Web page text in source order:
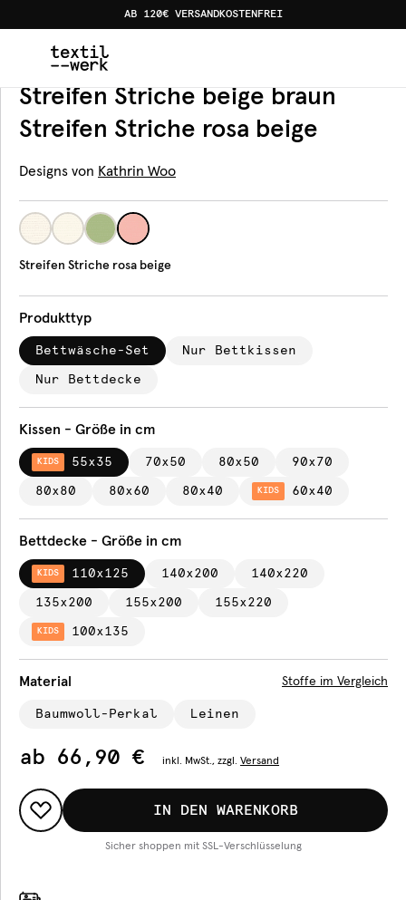
AB 120€ VERSANDKOSTENFREI
Produkte Bettwäsche Streifen Striche rosa
Bettwäsche
Streifen Striche beige braun
Streifen Striche rosa beige
Designs von Kathrin Woo
Streifen Striche rosa beige
Produkttyp
Bettwäsche-Set Nur Bettkissen
Nur Bettdecke
Kissen - Größe in cm
KIDS 55x35 70x50 80x50 90x70
80x80 80x60 80x40 KIDS 60x40
Bettdecke - Größe in cm
KIDS 110x125 140x200 140x220
135x200 155x200 155x220
KIDS 100x135
Material Stoffe im Vergleich
Baumwoll-Perkal Leinen
ab 66,90 € inkl. MwSt., zzgl. Versand
IN DEN WARENKORB
Sicher shoppen mit SSL-Verschlüsselung